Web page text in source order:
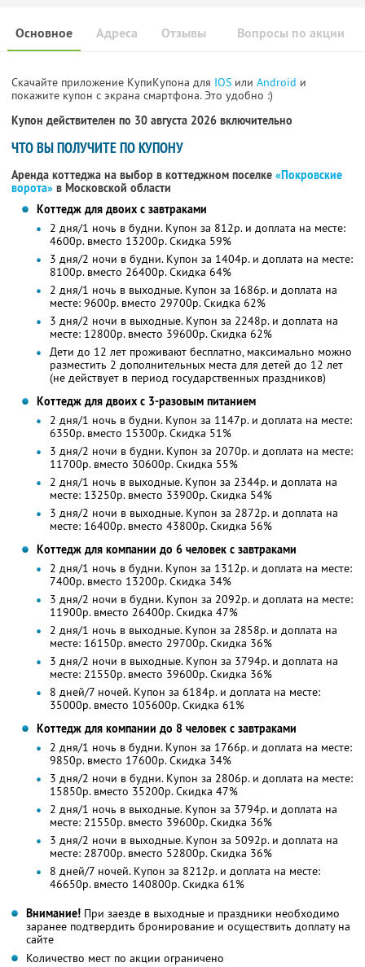
Основное Отзывы Вопросы по акции
Адреса
Скачайте приложение КупиКупона для IOS или Android и
покажите купон с экрана смартфона. Это удобно :)
Купон действителен по 30 августа 2026 включительно
ЧТО ВЫ ПОЛУЧИТЕ ПО КУПОНУ
Аренда коттеджа на выбор в коттеджном поселке «Покровские
ворота» в Московской области
Коттедж для двоих с завтраками
2 дня/1 ночь в будни. Купон за 812р. и доплата на месте:
4600р. вместо 13200р. Скидка 59%
3 дня/2 ночи в будни. Купон за 1404р. и доплата на месте:
8100р. вместо 26400р. Скидка 64%
2 дня/1 ночь в выходные. Купон за 1686р. и доплата на
месте: 9600р. вместо 29700р. Скидка 62%
3 дня/2 ночи в выходные. Купон за 2248р. и доплата на
месте: 12800р. вместо 39600р. Скидка 62%
Дети до 12 лет проживают бесплатно, максимально можно
разместить 2 дополнительных места для детей до 12 лет
(не действует в период государственных праздников)
Коттедж для двоих с 3-разовым питанием
2 дня/1 ночь в будни. Купон за 1147р. и доплата на месте:
6350р. вместо 15300р. Скидка 51%
3 дня/2 ночи в будни. Купон за 2070р. и доплата на месте:
11700р. вместо 30600р. Скидка 55%
2 дня/1 ночь в выходные. Купон за 2344р. и доплата на
месте: 13250р. вместо 33900р. Скидка 54%
3 дня/2 ночи в выходные. Купон за 2872р. и доплата на
месте: 16400р. вместо 43800р. Скидка 56%
Коттедж для компании до 6 человек с завтраками
2 дня/1 ночь в будни. Купон за 1312р. и доплата на месте:
7400р. вместо 13200р. Скидка 34%
3 дня/2 ночи в будни. Купон за 2092р. и доплата на месте:
11900р. вместо 26400р. Скидка 47%
2 дня/1 ночь в выходные. Купон за 2858р. и доплата на
месте: 16150р. вместо 29700р. Скидка 36%
3 дня/2 ночи в выходные. Купон за 3794р. и доплата на
месте: 21550р. вместо 39600р. Скидка 36%
8 дней/7 ночей. Купон за 6184р. и доплата на месте:
35000р. вместо 105600р. Скидка 61%
Коттедж для компании до 8 человек с завтраками
2 дня/1 ночь в будни. Купон за 1766р. и доплата на месте:
9850р. вместо 17600р. Скидка 34%
3 дня/2 ночи в будни. Купон за 2806р. и доплата на месте:
15850р. вместо 35200р. Скидка 47%
2 дня/1 ночь в выходные. Купон за 3794р. и доплата на
месте: 21550р. вместо 39600р. Скидка 36%
3 дня/2 ночи в выходные. Купон за 5092р. и доплата на
месте: 28700р. вместо 52800р. Скидка 36%
8 дней/7 ночей. Купон за 8212р. и доплата на месте:
46650р. вместо 140800р. Скидка 61%
Внимание! При заезде в выходные и праздники необходимо
заранее подтвердить бронирование и осуществить доплату на
сайте
Количество мест по акции ограничено